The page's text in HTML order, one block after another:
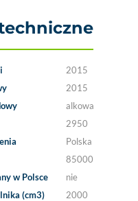
2015
2015
alkowa
2950
Polska
85000
w Polsce
nie
(cm3)
2000